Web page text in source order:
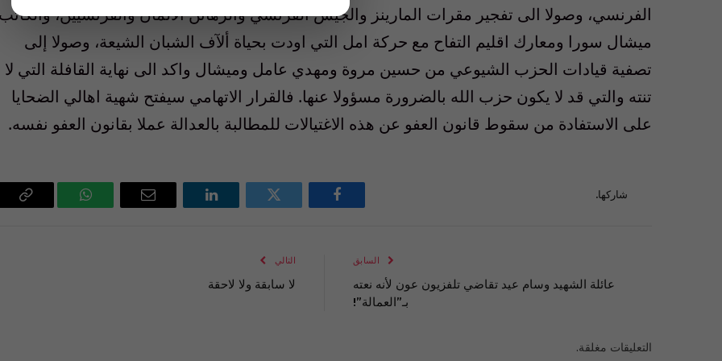
الفرنسي، وصولا الى تفجير مقرات المارينز والجيش الفرنسي والرهائن الالمان والفرنسيين، والكاتب
ميشال سورا ومعارك اقليم التفاح مع حركة امل التي اودت بحياة ألآف الشبان الشيعة، وصولا إلى
تصفية قيادات الحزب الشيوعي من حسين مروة ومهدي عامل وميشال واكد الى نهاية القافلة التي لا
تنته والتي قد لا يكون حزب الله بالضرورة مسؤولا عنها. فالقرار الاتهامي سيفتح شهية اهالي الضحايا
على الاستفادة من سقوط قانون العفو عن هذه الاغتيالات للمطالبة بالعدالة عملا بقانون العفو نفسه.
شاركها.
فيسبوك تويتر لينكدإن
البريد
واتساب
السابق
عائلة الشهيد وسام عيد تقاضي تلفزيون عون لأنه نعته
بـ”العمالة”!
التالي
لا سابقة ولا لاحقة
التعليقات مغلقة.